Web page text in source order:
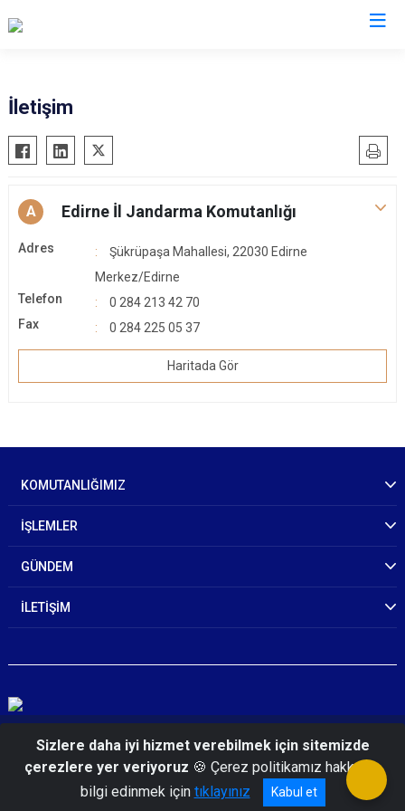
İletişim
A Edirne İl Jandarma Komutanlığı
Adres
Şükrüpaşa Mahallesi, 22030 Edirne
Merkez/Edirne
Telefon
0 284 213 42 70
Fax
0 284 225 05 37
Haritada Gör
KOMUTANLIĞIMIZ
İŞLEMLER
GÜNDEM
İLETİŞİM
© 2026 Edirne İl Jandarma Komutanlığı
Sizlere daha iyi hizmet verebilmek için sitemizde
çerezlere yer veriyoruz 🍪 Çerez politikamız hakkında
bilgi edinmek için tıklayınız Kabul et